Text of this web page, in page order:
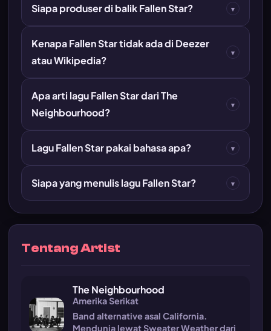
Siapa produser di balik Fallen Star? ▾
Kenapa Fallen Star tidak ada di Deezer
atau Wikipedia?
▾
Apa arti lagu Fallen Star dari The
Neighbourhood?
▾
Lagu Fallen Star pakai bahasa apa? ▾
Siapa yang menulis lagu Fallen Star? ▾
Tentang Artist
The Neighbourhood
Amerika Serikat
Band alternative asal California.
Mendunia lewat Sweater Weather dari